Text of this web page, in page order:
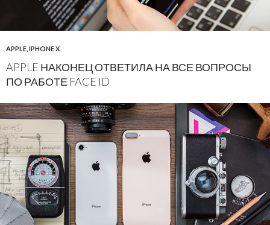
APPLE IPHONE X
APPLE НАКОНЕЦ ОТВЕТИЛА НА ВСЕ ВОПРОСЫ
ПО РАБОТЕ FACE ID